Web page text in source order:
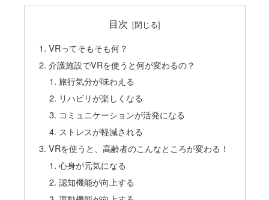
目次
VRってそもそも何？
介護施設でVRを使うと何が変わるの？
旅行気分が味わえる
リハビリが楽しくなる
コミュニケーションが活発になる
ストレスが軽減される
VRを使うと、高齢者のこんなところが変わる！
心身が元気になる
認知機能が向上する